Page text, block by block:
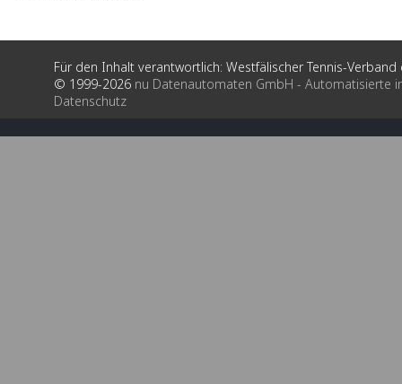
Für den Inhalt verantwortlich: Westfälischer Tennis-Verband
© 1999-2026 nu Datenautomaten GmbH - Automatisierte
Datenschutz